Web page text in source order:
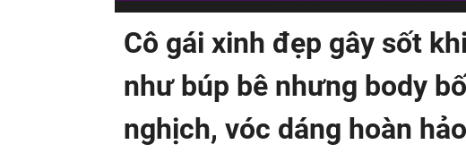
Cô gái xinh đẹp gây sốt
như búp bê nhưng body
nghịch, vóc dáng hoàn